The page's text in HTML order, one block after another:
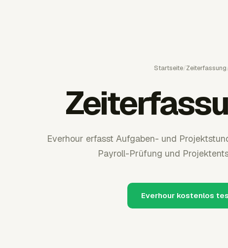
Startseite/Zeiterfassung
Everhour erfasst Aufgaben- und
Payroll-Prüfung und
Everhour kostenlos